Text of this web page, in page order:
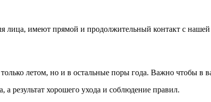
лица, имеют прямой и продолжительный контакт с
летом, но и в остальные поры года. Важно чтобы в
а результат хорошего ухода и соблюдение правил.